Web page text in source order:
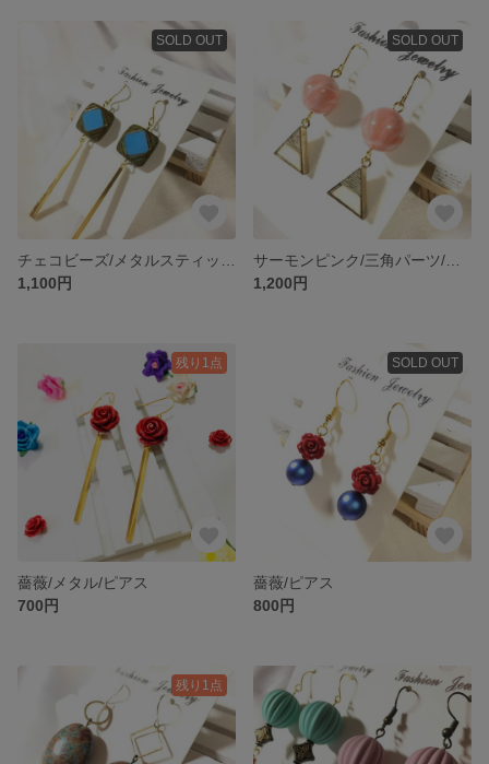
SOLD OUT
1,100円
SOLD OUT
1,200円
残り1点
薔薇/メタル/ピアス
700円
SOLD OUT
薔薇/ピアス
800円
残り1点